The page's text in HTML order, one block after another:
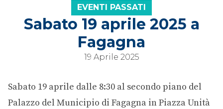
EVENTI PASSATI
Sabato 19 aprile 2025 a
Fagagna
19 Aprile 2025
Sabato 19 aprile dalle 8:30 al secondo piano del
Palazzo del Municipio di Fagagna in Piazza Unità